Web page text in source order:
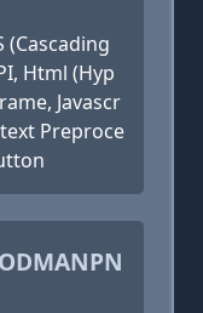
(Cascading
Html (Hyp
Javascr
Preproce